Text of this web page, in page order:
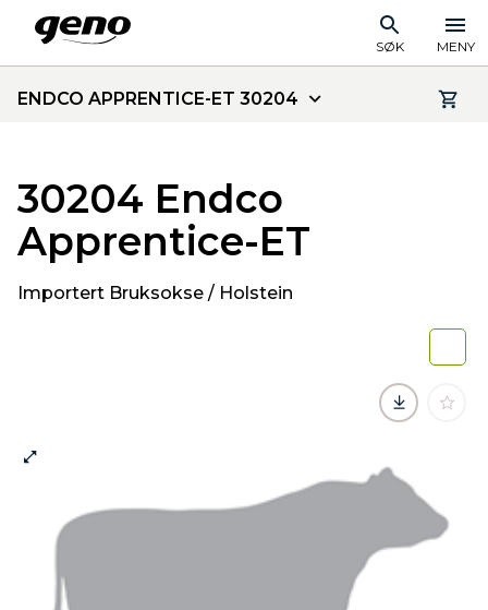
SØK MENY
ENDCO APPRENTICE-ET 30204
30204 Endco
Apprentice-ET
Importert Bruksokse / Holstein